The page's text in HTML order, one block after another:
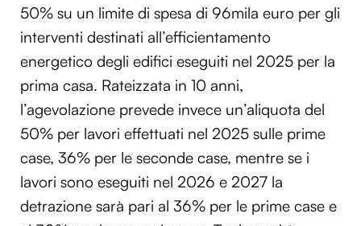
50% su un limite di spesa di 96mila euro per gli
interventi destinati all’efficientamento
energetico degli edifici eseguiti nel 2025 per la
prima casa. Rateizzata in 10 anni,
l’agevolazione prevede invece un’aliquota del
50% per lavori effettuati nel 2025 sulle prime
case, 36% per le seconde case, mentre se i
lavori sono eseguiti nel 2026 e 2027 la
detrazione sarà pari al 36% per le prime case e